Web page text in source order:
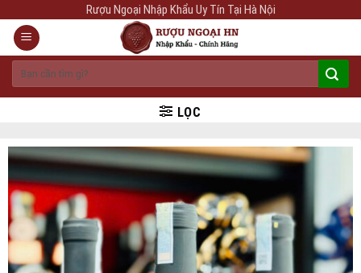
content
Rượu Ngoại Nhập Khẩu Uy Tín Tại Hà Nội
kiếm:
LỌC